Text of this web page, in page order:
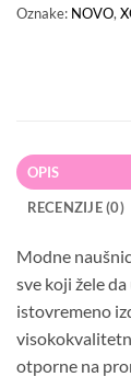
Oznake: NOVO,
OPIS
RECENZIJE (0)
Modne
sve koji žele
istovremeno
otporne na